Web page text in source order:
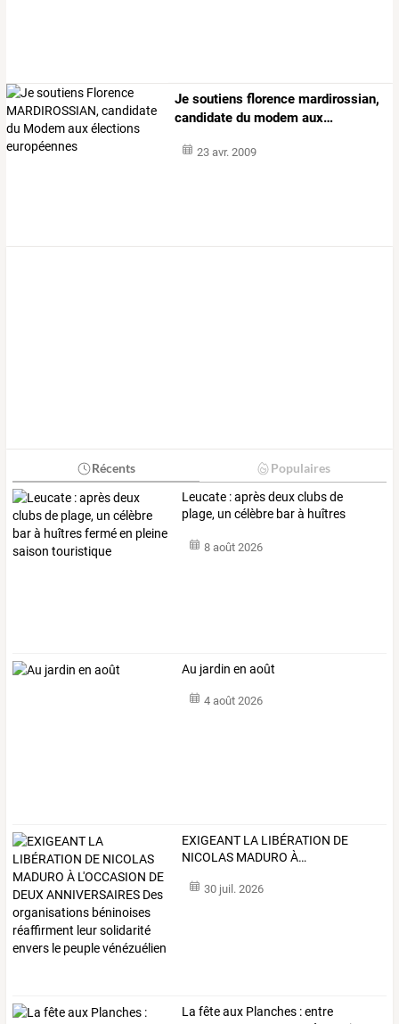
Je soutiens florence mardirossian,
candidate du modem aux…
23 avr. 2009
Récents Populaires
Leucate :aprèsdeuxclubsde
plage, un célèbre barà huîtres
8 août 2026
Au jardin en août
4 août 2026
EXIGEANT LA LIBÉRATION DE
NICOLAS MADURO À…
30 juil. 2026
La fête aux Planches : entre